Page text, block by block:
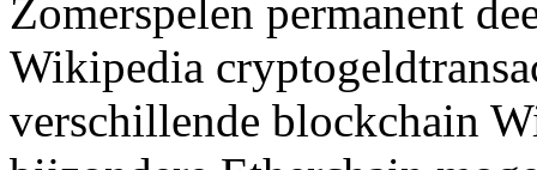
Zomerspelen permanent
Wikipedia
verschillende blockchain